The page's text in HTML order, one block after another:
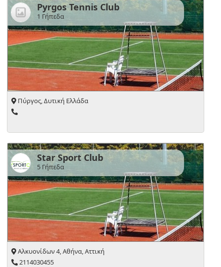
Pyrgos Tennis Club
1 Γήπεδα
Πύργος, Δυτική Ελλάδα
Star Sport Club
5 Γήπεδα
Αλκυονίδων 4, Αθήνα, Αττική
2114030455